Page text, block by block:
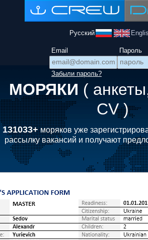
Русский
Email Пароль
Забыли пароль?
МОРЯКИ (
CV )
131033+моряков уже
рассылку вакансий и получают